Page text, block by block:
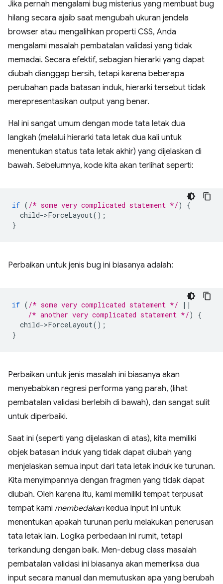
Jika pernah mengalami bug misterius yang membuat bug
hilang secara ajaib saat mengubah ukuran jendela
browser atau mengalihkan properti CSS, Anda
mengalami masalah pembatalan validasi yang tidak
memadai. Secara efektif, sebagian hierarki yang dapat
diubah dianggap bersih, tetapi karena beberapa
perubahan pada batasan induk, hierarki tersebut tidak
merepresentasikan output yang benar.
Hal ini sangat umum dengan mode tata letak dua
langkah (melalui hierarki tata letak dua kali untuk
menentukan status tata letak akhir) yang dijelaskan di
bawah. Sebelumnya, kode kita akan terlihat seperti:
if ( /* some very complicated statement */)
{
child->ForceLayout();
}
Perbaikan untuk jenis bug ini biasanya adalah:
if ( /* some very complicated statement */
||
/* another very complicated statement */)
{
child->ForceLayout();
}
Perbaikan untuk jenis masalah ini biasanya akan
menyebabkan regresi performa yang parah, (lihat
pembatalan validasi berlebih di bawah), dan sangat sulit
untuk diperbaiki.
Saat ini (seperti yang dijelaskan di atas), kita memiliki
objek batasan induk yang tidak dapat diubah yang
menjelaskan semua input dari tata letak induk ke turunan.
Kita menyimpannya dengan fragmen yang tidak dapat
diubah. Oleh karena itu, kami memiliki tempat terpusat
tempat kami membedakankedua input ini untuk
menentukan apakah turunan perlu melakukan penerusan
tata letak lain. Logika perbedaan ini rumit, tetapi
terkandung dengan baik. Men-debug class masalah
pembatalan validasi ini biasanya akan memeriksa dua
input secara manual dan memutuskan apa yang berubah